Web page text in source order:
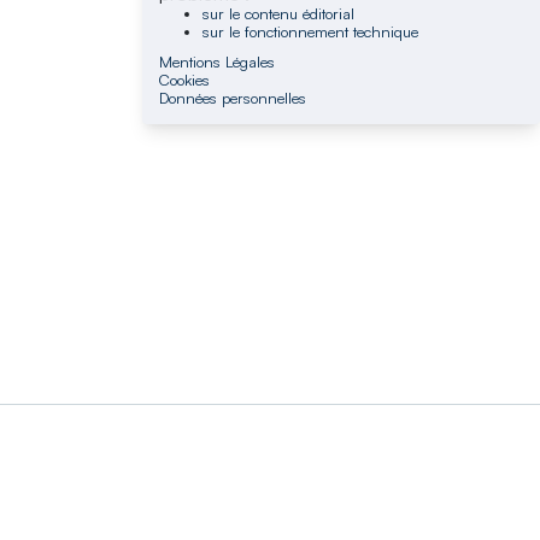
sur le contenu éditorial
sur le fonctionnement technique
Mentions Légales
Cookies
Données personnelles